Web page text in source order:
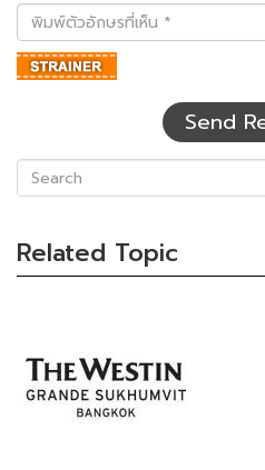
พิมพ์
ตัว
อักษร
ที่
Send
Related Topic